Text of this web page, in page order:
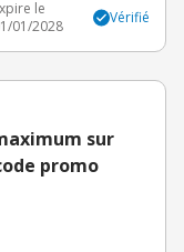
le
01/2028
Vérifié
sur
promo